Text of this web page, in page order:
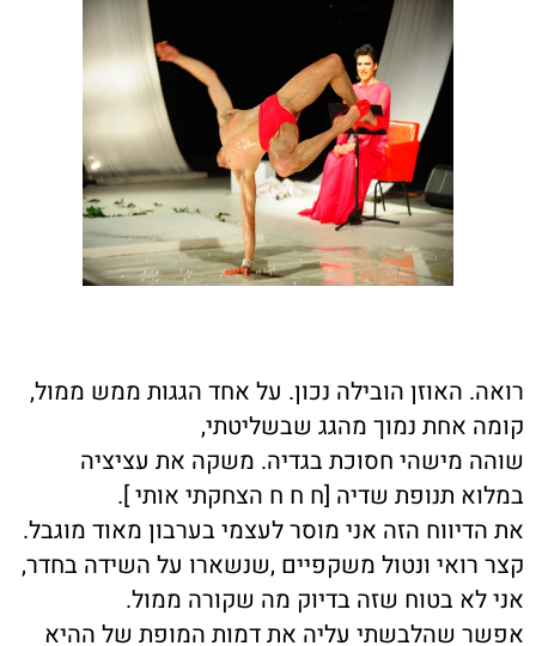
רואה. האוזן הובילה נכון. על אחד הגגות ממש ממול,
קומה אחת נמוך מהגג שבשליטתי,
שוהה מישהי חסוכת בגדיה. משקה את עציציה
במלוא תנופת שדיה [ח ח ח הצחקתי אותי ].
את הדיווח הזה אני מוסר לעצמי בערבון מאוד מוגבל.
קצר רואי ונטול משקפיים ,שנשארו על השידה בחדר,
אני לא בטוח שזה בדיוק מה שקורה ממול.
אפשר שהלבשתי עליה את דמות המופת של ההיא